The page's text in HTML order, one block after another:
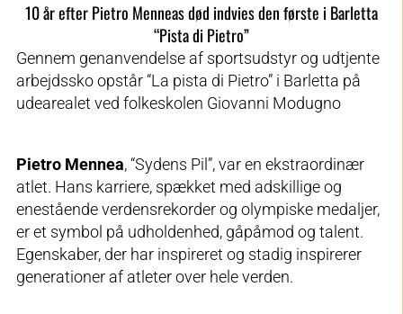
10 år efter Pietro Menneas død indvies den første i Barletta
“Pista di Pietro”
Gennem genanvendelse af sportsudstyr og udtjente
arbejdssko opstår “La pista di Pietro” i Barletta på
udearealet ved folkeskolen Giovanni Modugno
Pietro Mennea, “Sydens Pil”, var en ekstraordinær
atlet. Hans karriere, spækket med adskillige og
enestående verdensrekorder og olympiske medaljer,
er et symbol på udholdenhed, gåpåmod og talent.
Egenskaber, der har inspireret og stadig inspirerer
generationer af atleter over hele verden.